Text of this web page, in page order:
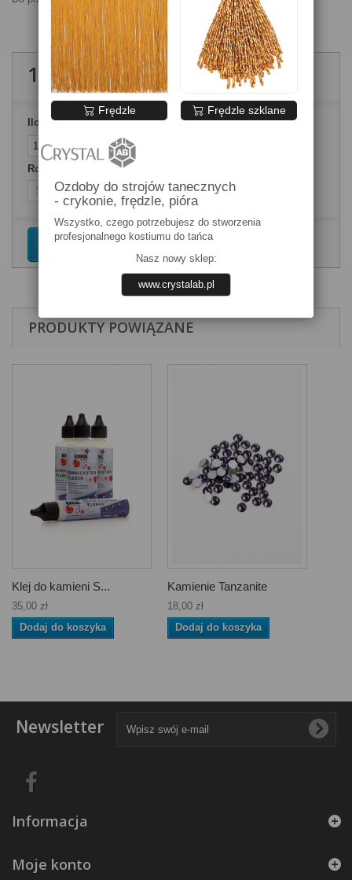
18,00 złbrutto
Ilość
Rozmiary kamieni
Dodaj do koszyka
PRODUKTY POWIĄZANE
Klej do kamieni S...
35,00 zł
Dodaj do koszyka
Kamienie Tanzanite
18,00 zł
Dodaj do koszyka
Newsletter
Informacja
Moje konto
Frędzle Frędzle szklane
Ozdoby do strojów tanecznych
- crykonie, frędzle, pióra
Wszystko, czego potrzebujesz do stworzenia
profesjonalnego kostiumu do tańca
Nasz nowy sklep:
www.crystalab.pl